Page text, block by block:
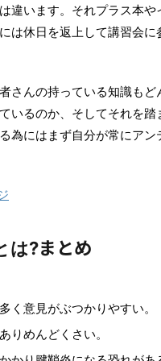
違います。それプラス本
は休日を返上して講習会
さんの持っている知識もど
いるのか、そしてそれを
為にはまず自分が常にアン
は?まとめ
く意見がぶつかりやすい。
りめんどくさい。